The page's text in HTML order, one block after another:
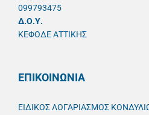
099793475
Δ.Ο.Υ.
ΚΕΦΟΔΕ ΑΤΤΙΚΗΣ
ΕΠΙΚΟΙΝΩΝΙΑ
ΕΙΔΙΚΟΣ ΛΟΓΑΡΙΑΣΜΟΣ